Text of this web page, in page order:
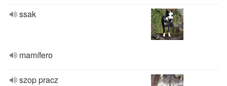
ssak
mamífero
szop pracz